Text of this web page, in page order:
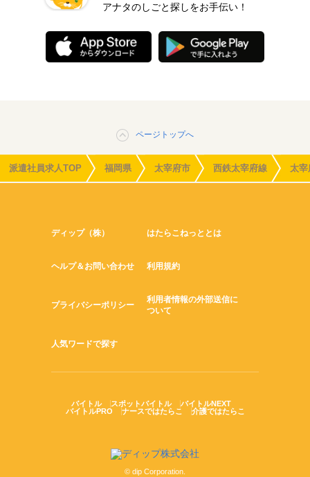
アナタのしごと探しをお手伝い！
ページトップへ
派遣社員求人TOP 福岡県 太宰府市 西鉄太宰府線 太宰
ディップ（株） はたらこねっととは
ヘルプ＆お問い合わせ 利用規約
プライバシーポリシー
利用者情報の外部送信に
ついて
人気ワードで探す
バイトル スポットバイトル
バイトルNEXT
バイトルPRO
ナースではたらこ 介護ではたらこ
© dip Corporation.